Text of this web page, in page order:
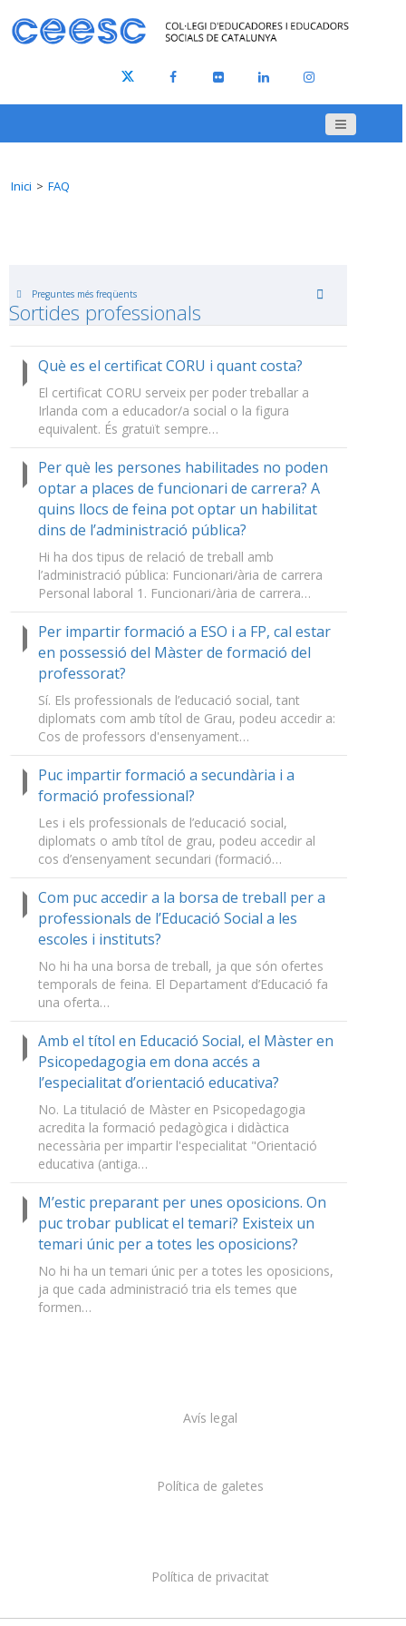
Inici FAQ
Preguntes més freqüents
Sortides professionals
Què es el certificat CORU i quant costa?
El certificat CORU serveix per poder treballar a
Irlanda com a educador/a social o la figura
equivalent. És gratuït sempre…
Per què les persones habilitades no poden
optar a places de funcionari de carrera? A
quins llocs de feina pot optar un habilitat
dins de l’administració pública?
Hi ha dos tipus de relació de treball amb
l’administració pública: Funcionari/ària de carrera
Personal laboral 1. Funcionari/ària de carrera…
Per impartir formació a ESO i a FP, cal estar
en possessió del Màster de formació del
professorat?
Sí. Els professionals de l’educació social, tant
diplomats com amb títol de Grau, podeu accedir a:
Cos de professors d'ensenyament…
Puc impartir formació a secundària i a
formació professional?
Les i els professionals de l’educació social,
diplomats o amb títol de grau, podeu accedir al
cos d’ensenyament secundari (formació…
Com puc accedir a la borsa de treball per a
professionals de l’Educació Social a les
escoles i instituts?
No hi ha una borsa de treball, ja que són ofertes
temporals de feina. El Departament d’Educació fa
una oferta…
Amb el títol en Educació Social, el Màster en
Psicopedagogia em dona accés a
l’especialitat d’orientació educativa?
No. La titulació de Màster en Psicopedagogia
acredita la formació pedagògica i didàctica
necessària per impartir l'especialitat "Orientació
educativa (antiga…
M’estic preparant per unes oposicions. On
puc trobar publicat el temari? Existeix un
temari únic per a totes les oposicions?
No hi ha un temari únic per a totes les oposicions,
ja que cada administració tria els temes que
formen…
Política de privacitat
Política de galetes
Avís legal